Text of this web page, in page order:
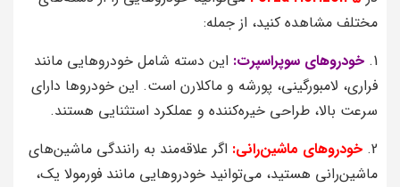
مختلف مشاهده کنید، از جمله:
1. خودروهای سوپراسپرت: این دسته شامل خودروهایی مانند
فراری، لامبورگینی، پورشه و ماکلارن است. این خودروها دارای
سرعت بالا، طراحی خیره‌کننده و عملکرد استثنایی هستند.
2. خودروهای ماشین‌رانی: اگر علاقه‌مند به رانندگی ماشین‌های
ماشین‌رانی هستید، می‌توانید خودروهایی مانند فورمولا یک،